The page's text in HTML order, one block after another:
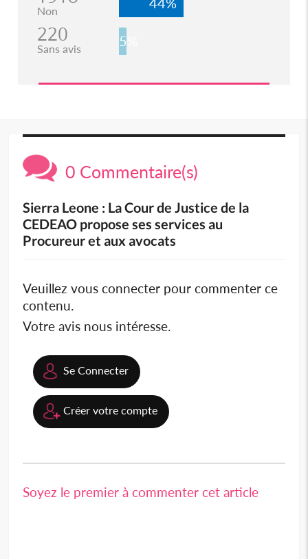
Non
220
Sans avis 5%
0 Commentaire(s)
Sierra Leone : La Cour de Justice de la
CEDEAO propose ses services au
Procureur et aux avocats
Veuillez vous connecter pour commenter ce
contenu.
Votre avis nous intéresse.
Se Connecter
Créer votre compte
Soyez le premier à commenter cet article